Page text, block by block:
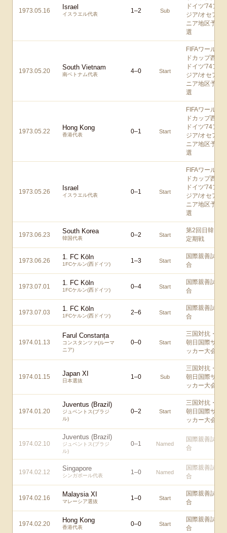
1973.05.16 Israel
イスラエル代表 1–2 Sub
ドイツ'74ア
ジア/オセア
ニア地区予
選
1973.05.20 South Vietnam
南ベトナム代表 4–0 Start
FIFAワール
ドカップ西
ドイツ'74ア
ジア/オセア
ニア地区予
選
1973.05.22 Hong Kong
香港代表 0–1 Start
FIFAワール
ドカップ西
ドイツ'74ア
ジア/オセア
ニア地区予
選
1973.05.26 Israel
イスラエル代表 0–1 Start
FIFAワール
ドカップ西
ドイツ'74ア
ジア/オセア
ニア地区予
選
1973.06.23 South Korea
韓国代表 0–2 Start
第2回日韓
定期戦
1973.06.26 1. FC Köln
1FCケルン(西ドイツ) 1–3 Start
国際親善試
合
1973.07.01 1. FC Köln
1FCケルン(西ドイツ) 0–4 Start
国際親善試
合
1973.07.03 1. FC Köln
1FCケルン(西ドイツ) 2–6 Start
国際親善試
合
1974.01.13
Farul Constanța
コンスタンツァ(ルーマ
ニア)
0–0 Start
三国対抗・
朝日国際サ
ッカー大会
1974.01.15 Japan XI
日本選抜
1–0 Sub
三国対抗・
朝日国際サ
ッカー大会
1974.01.20
Juventus (Brazil)
ジュベントス(ブラジ
ル)
0–2 Start
三国対抗・
朝日国際サ
ッカー大会
1974.02.10
Juventus (Brazil)
ジュベントス(ブラジ
ル)
0–1 Named
国際親善試
合
1974.02.12 Singapore
シンガポール代表 1–0 Named
国際親善試
合
1974.02.16 Malaysia XI
マレーシア選抜 1–0 Start
国際親善試
合
1974.02.20 Hong Kong
香港代表 0–0 Start
国際親善試
合